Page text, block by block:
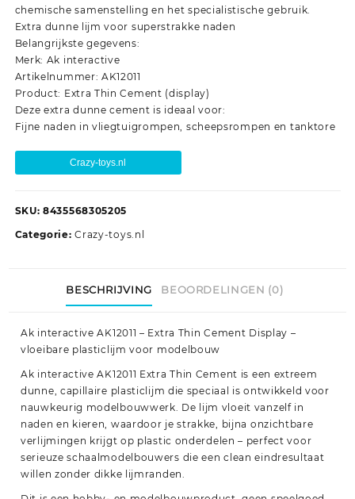
chemische samenstelling en het specialistische gebruik.
Extra dunne lijm voor superstrakke naden
Belangrijkste gegevens:
Merk: Ak interactive
Artikelnummer: AK12011
Product: Extra Thin Cement (display)
Deze extra dunne cement is ideaal voor:
Fijne naden in vliegtuigrompen, scheepsrompen en tanktore
Crazy-toys.nl
SKU: 8435568305205
Categorie:Crazy-toys.nl
BESCHRIJVING BEOORDELINGEN (0)
Ak interactive AK12011 – Extra Thin Cement Display –
vloeibare plasticlijm voor modelbouw
Ak interactive AK12011 Extra Thin Cement is een extreem
dunne, capillaire plasticlijm die speciaal is ontwikkeld voor
nauwkeurig modelbouwwerk. De lijm vloeit vanzelf in
naden en kieren, waardoor je strakke, bijna onzichtbare
verlijmingen krijgt op plastic onderdelen – perfect voor
serieuze schaalmodelbouwers die een clean eindresultaat
willen zonder dikke lijmranden.